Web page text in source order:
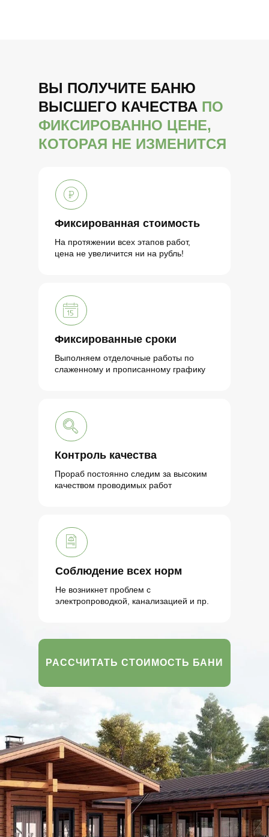
Фиксированные сроки
Выполняем отделочные работы по
слаженному и прописанному графику
Фиксированная стоимость
На протяжении всех этапов работ,
цена не увеличится ни на рубль!
Соблюдение всех норм
Не возникнет проблем с
электропроводкой, канализацией и пр.
Контроль качества
Прораб постоянно следим за высоким
качеством проводимых работ
ВЫ ПОЛУЧИТЕ БАНЮ
ВЫСШЕГО КАЧЕСТВА ПО
ФИКСИРОВАННО ЦЕНЕ,
КОТОРАЯ НЕ ИЗМЕНИТСЯ
РАССЧИТАТЬ СТОИМОСТЬ БАНИ